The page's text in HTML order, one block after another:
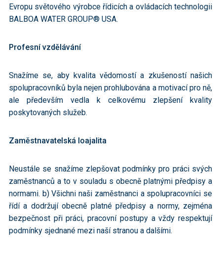
Evropu světového výrobce řídicích a ovládacích technologii
BALBOA WATER GROUP® USA.
Profesní vzdělávání
Snažíme se, aby kvalita vědomostí a zkušeností našich
spolupracovníků byla nejen prohlubována a motivací pro ně,
ale především vedla k celkovému zlepšení kvality
poskytovaných služeb.
Zaměstnavatelská loajalita
Neustále se snažíme zlepšovat podmínky pro práci svých
zaměstnanců a to v souladu s obecně platnými předpisy a
normami. b) Všichni naši zaměstnanci a spolupracovníci se
řídí a dodržují obecně platné předpisy a normy, zejména
bezpečnost při práci, pracovní postupy a vždy respektují
podmínky sjednané mezi naší stranou a dalšími.